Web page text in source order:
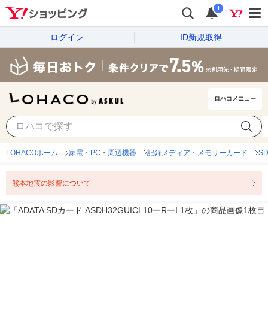
i
ログイン ID新規取得
ロハコメニュー
LOHACOホーム 家電・PC・周辺機器 記録メディア・メモリーカード
熊本地震の影響について